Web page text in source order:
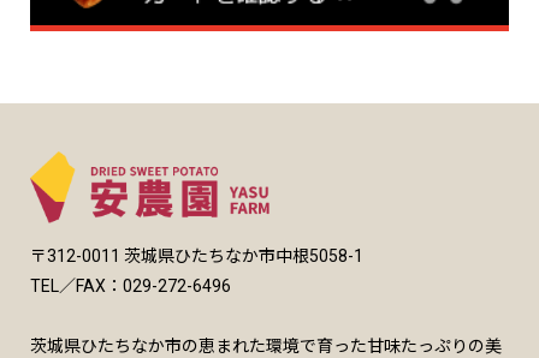
〒312-0011 茨城県ひたちなか市中根5058-1
TEL／FAX：029-272-6496
茨城県ひたちなか市の恵まれた環境で育った甘味たっぷりの美